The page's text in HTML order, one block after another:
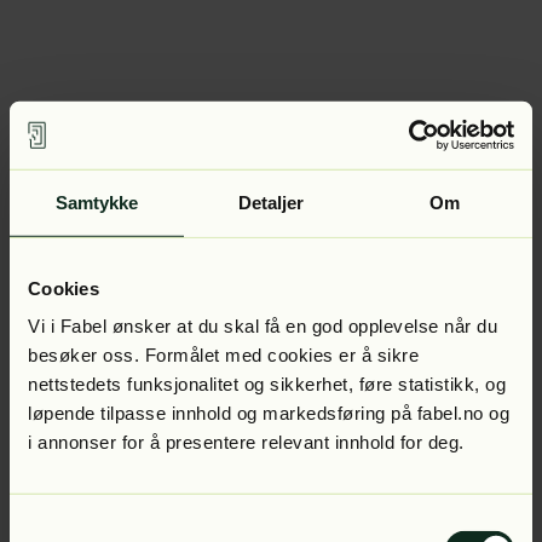
Samtykke Detaljer Om
Cookies
Vi i Fabel ønsker at du skal få en god opplevelse når du
besøker oss. Formålet med cookies er å sikre
nettstedets funksjonalitet og sikkerhet, føre statistikk, og
løpende tilpasse innhold og markedsføring på fabel.no og
i annonser for å presentere relevant innhold for deg.